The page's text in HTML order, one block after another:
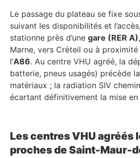
Le passage du plateau se fixe
suivant les disponibilités et
stationne près d’une gare (RER A)
Marne, vers Créteil ou à proximité
l’A86. Au centre VHU agréé, la
batterie, pneus usagés) précède
matériaux ; la radiation SIV
écartant définitivement la mise en
Les centres VHU agréés
proches de Saint-Maur-